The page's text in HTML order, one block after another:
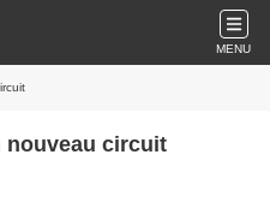
MENU
circuit